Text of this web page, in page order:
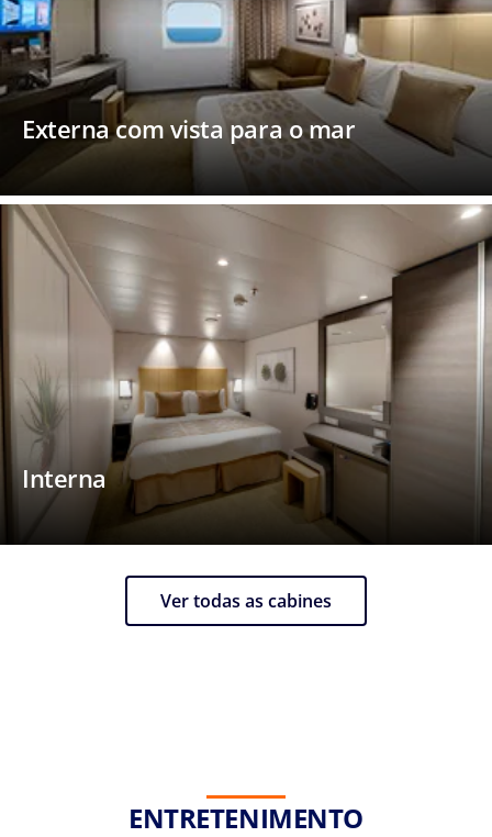
Externa com vista para o mar
Interna
Ver todas as cabines
ENTRETENIMENTO